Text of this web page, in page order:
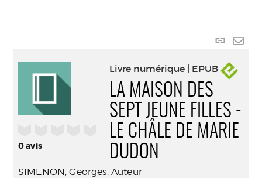
Lien
0avis
Livre numérique | EPUB
LA MAISON DES
SEPT JEUNE FILLES -
LE CHÂLE DE MARIE
DUDON
SIMENON, Georges. Auteur